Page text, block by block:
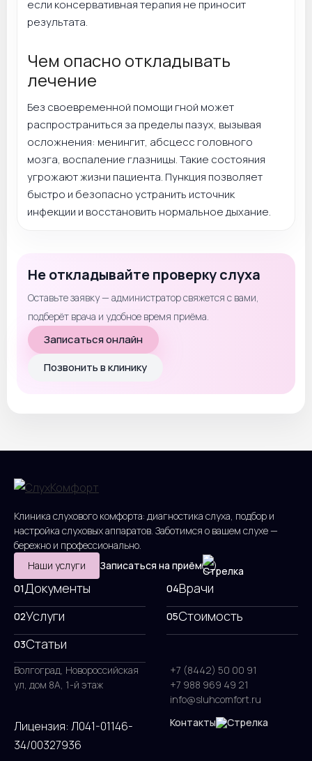
если консервативная терапия не приносит
результата.
Чем опасно откладывать
лечение
Без своевременной помощи гной может
распространиться за пределы пазух, вызывая
осложнения: менингит, абсцесс головного
мозга, воспаление глазницы. Такие состояния
угрожают жизни пациента. Пункция позволяет
быстро и безопасно устранить источник
инфекции и восстановить нормальное дыхание.
Не откладывайте проверку слуха
Оставьте заявку — администратор свяжется с вами,
подберёт врача и удобное время приёма.
Записаться онлайн
Позвонить в клинику
Клиника слухового комфорта: диагностика слуха, подбор и
настройка слуховых аппаратов. Заботимся о вашем слухе —
бережно и профессионально.
Наши услуги
Записаться на приём
01Документы
02Услуги
03Статьи
04Врачи
05Стоимость
Волгоград, Новороссийская
ул, дом 8А, 1-й этаж
+7 (8442) 50 00 91
+7 988 969 49 21
info@sluhcomfort.ru
Лицензия: Л041-01146-
34/00327936
Контакты